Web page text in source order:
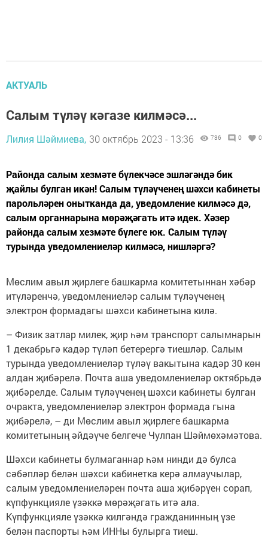
АКТУАЛЬ
Салым түләү кәгазе килмәсә...
Лилия Шәймиева, 30 октябрь 2023 - 13:36 736 0 0
Районда салым хезмәте бүлекчәсе эшләгәндә бик
җайлы булган икән! Салым түләүченең шәхси кабинеты
парольләрен онытканда да, уведомление килмәсә дә,
салым органнарына мөрәҗәгать итә идек. Хәзер
районда салым хезмәте бүлеге юк. Салым түләү
турында уведомлениеләр килмәсә, нишләргә?
Мөслим авыл җирлеге башкарма комитетыннан хәбәр
итүләренчә, уведомлениеләр салым түләүченең
электрон формадагы шәхси кабинетына килә.
– Физик затлар милек, җир һәм транспорт салымнарын
1 декабрьгә кадәр түләп бетерергә тиешләр. Салым
турында уведомлениеләр түләү вакытына кадәр 30 көн
алдан җибәрелә. Почта аша уведомлениеләр октябрьдә
җибәрелде. Салым түләүченең шәхси кабинеты булган
очракта, уведомлениеләр электрон формада гына
җибәрелә, – ди Мөслим авыл җирлеге башкарма
комитетының әйдәүче белгече Чулпан Шәймөхәмәтова.
Шәхси кабинеты булмаганнар һәм нинди дә булса
сәбәпләр белән шәхси кабинетка керә алмаучылар,
салым уведомлениеләрен почта аша җибәрүен сорап,
күпфункцияле үзәккә мөрәҗәгать итә ала.
Күпфункцияле үзәккә килгәндә гражданинның үзе
белән паспорты һәм ИННы булырга тиеш.